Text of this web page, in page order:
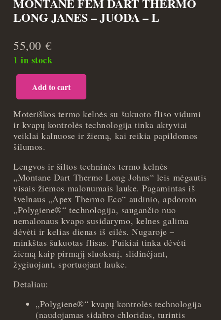
LONG JANES – JUODA – L
55,00€
1 in stock
Moteriškos
termo
kelnės
Montane
Fem
Dart
Long
Janes
-
Juoda
-
L
quantity
Add to cart
Moteriškos termo kelnės su šukuoto fliso vidumi
ir kvapų kontrolės technologija tinka aktyviai
veiklai kalnuose ir žiemą, kai reikia papildomos
šilumos.
Lengvos ir šiltos techninės termo kelnės
„Montane Dart Thermo Long Johns“ leis mėgautis
visais žiemos malonumais lauke. Pagamintas iš
švelnaus „Apex Thermo Eco“ audinio, apdoroto
„Polygiene®“ technologija, saugančio nuo
nemalonaus kvapo susidarymo, kelnes galima
dėvėti ir kelias dienas iš eilės. Nugaroje –
minkštas šukuotas flisas. Puikiai tinka dėvėti
žiemą kaip pirmąjį sluoksnį, slidinėjant,
žygiuojant, sportuojant lauke.
Detaliau:
„Polygiene®“ kvapų kontrolės technologija
(naudojamas sidabro chloridas, turintis